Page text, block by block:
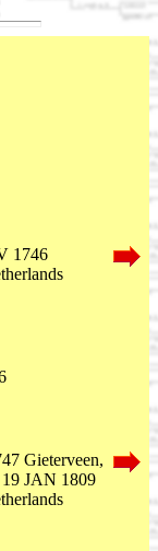
1746
Gieterveen,
19 JAN 1809